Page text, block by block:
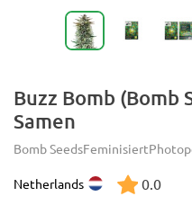
Buzz Bomb (Bomb
Samen
Bomb SeedsFeminisiert
Netherlands 0.0